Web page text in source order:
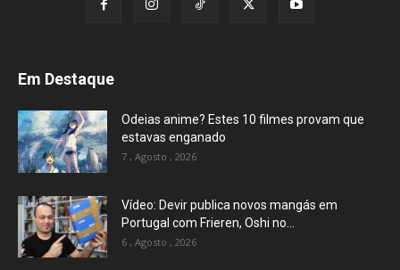
Em Destaque
Odeias anime? Estes 10 filmes provam que
estavas enganado
7 , Agosto , 2026
Vídeo: Devir publica novos mangás em
Portugal com Frieren, Oshi no...
6 , Agosto , 2026